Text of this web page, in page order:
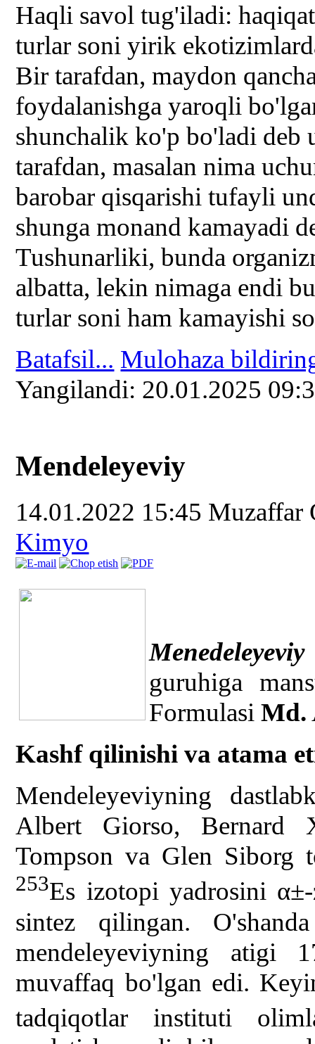
Haqli savol tug'iladi:
turlar soni yirik
Bir tarafdan, maydon
foydalanishga yaroqli
shunchalik ko'p bo'ladi
tarafdan, masalan nima
barobar qisqarishi tufayli
shunga monand kamayadi
Tushunarliki, bunda
albatta, lekin nimaga endi
turlar soni ham kamayishi
Batafsil... Mulohaza
Yangilаndi: 20.01.2025
Mendeleyeviy
14.01.2022 15:45 Muzaffar
Kimyo
guruhiga
FormulasiMd.
Kashf qilinishi va atama
Mendeleyeviyning
Albert Giorso, Bernard
Tompson va Glen Siborg
253Es izotopi yadrosini
sintez qilingan.
mendeleyeviyning atigi
muvaffaq bo'lgan edi.
tadqiqotlar instituti